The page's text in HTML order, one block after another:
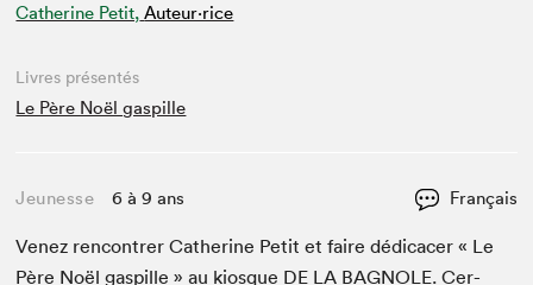
Catherine Petit, Auteur·rice
Livres présentés
Le Père Noël gaspille
Jeunesse 6 à 9 ans Français
Venez ren­con­tr­er Cather­ine Petit et faire dédi­cac­er « Le
Père Noël gaspille » au kiosque DE LA BAG­NOLE. Cer­